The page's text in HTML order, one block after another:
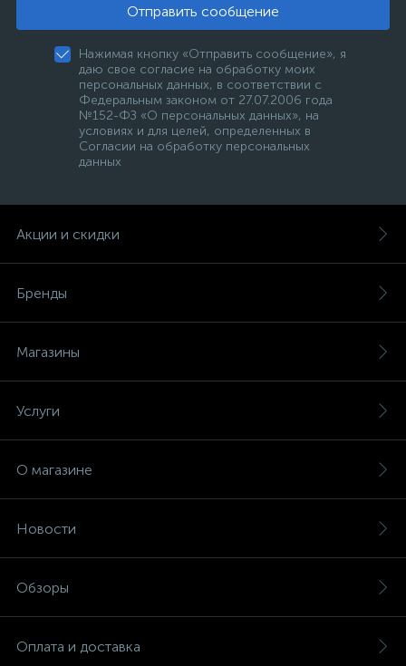
Отправить сообщение
Нажимая кнопку «Отправить сообщение», я
даю свое согласие на обработку моих
персональных данных, в соответствии с
Федеральным законом от 27.07.2006 года
№152-ФЗ «О персональных данных», на
условиях и для целей, определенных в
Согласии на обработку персональных
данных
Акции и скидки
Бренды
Магазины
Услуги
О магазине
Новости
Обзоры
Оплата и доставка